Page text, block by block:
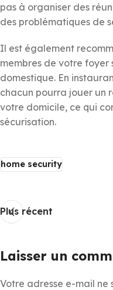
pas à organiser des
des problématiques de
Il est également
membres de votre foyer
domestique. En
chacun pourra jouer un
votre domicile, ce qui
sécurisation.
home security
Plus récent
Laisser un
Votre adresse e-mail ne